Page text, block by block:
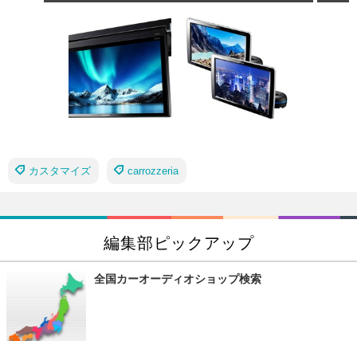
カスタマイズ carrozzeria
編集部ピックアップ
全国カーオーディオショップ検索